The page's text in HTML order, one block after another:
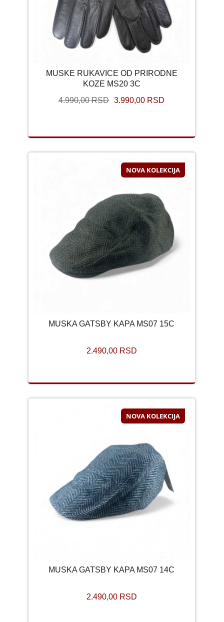
MUSKE RUKAVICE OD PRIRODNE
KOZE MS20 3C
4.990,00 RSD 3.990,00 RSD
NOVA KOLEKCIJA
MUSKA GATSBY KAPA MS07 15C
2.490,00 RSD
NOVA KOLEKCIJA
MUSKA GATSBY KAPA MS07 14C
2.490,00 RSD